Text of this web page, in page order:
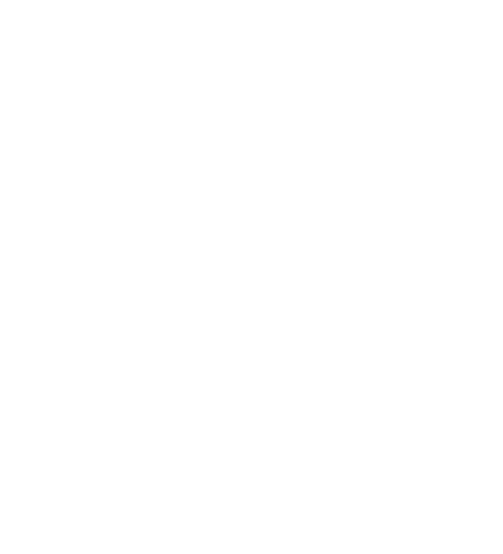
Ausarbeitung der Inhalte sehr
Station 1 - Was ist
Die erste Station der
Es gibt vielerlei Ansichten und
liefern. Aus diesem Grund habe